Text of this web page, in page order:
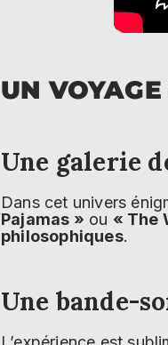
UN
Une galerie
Dans cet univers
Pajamas » ou « The
philosophiques.
Une bande-